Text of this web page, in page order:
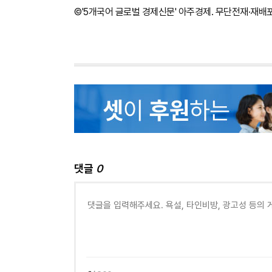
©'5개국어 글로벌 경제신문' 아주경제. 무단전재·재배
댓글 0